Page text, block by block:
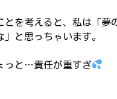
とを考えると、私は「夢
と思っちゃいます。
っと…責任が重すぎ